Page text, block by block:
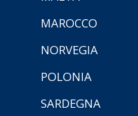
MAROCCO
NORVEGIA
POLONIA
SARDEGNA